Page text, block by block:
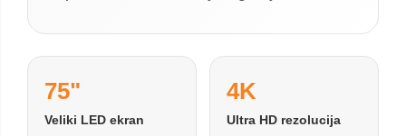
75"
Veliki LED ekran
4K
Ultra HD rezolucija